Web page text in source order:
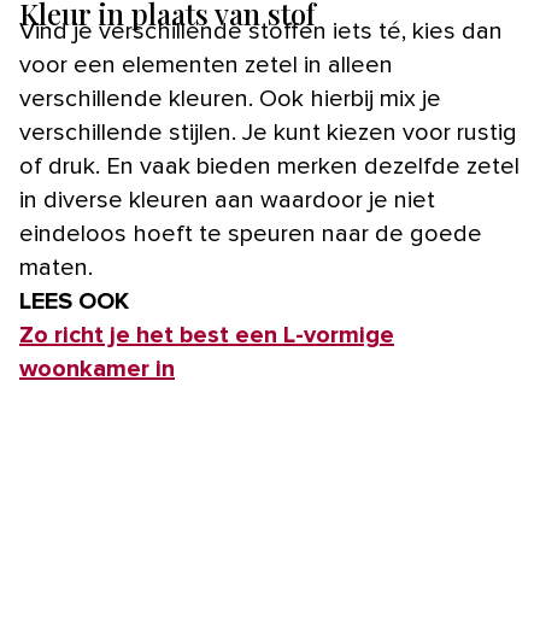
Kleur in plaats van stof
Vind je verschillende stoffen iets té, kies dan
voor een elementen zetel in alleen
verschillende kleuren. Ook hierbij mix je
verschillende stijlen. Je kunt kiezen voor rustig
of druk. En vaak bieden merken dezelfde zetel
in diverse kleuren aan waardoor je niet
eindeloos hoeft te speuren naar de goede
maten.
LEES OOK
Zo richt je het best een L-vormige
woonkamer in